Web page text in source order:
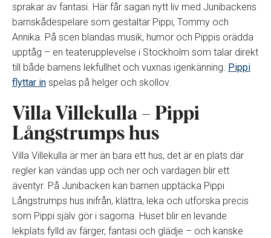
sprakar av fantasi. Här får sagan nytt liv med Junibackens
barnskådespelare som gestaltar Pippi, Tommy och
Annika. På scen blandas musik, humor och Pippis orädda
upptåg – en teaterupplevelse i Stockholm som talar direkt
till både barnens lekfullhet och vuxnas igenkänning. Pippi
flyttar in spelas på helger och skollov.
Villa Villekulla – Pippi
Långstrumps hus
Villa Villekulla är mer än bara ett hus, det är en plats där
regler kan vändas upp och ner och vardagen blir ett
äventyr. På Junibacken kan barnen upptäcka Pippi
Långstrumps hus inifrån, klättra, leka och utforska precis
som Pippi själv gör i sagorna. Huset blir en levande
lekplats fylld av färger, fantasi och glädje – och kanske